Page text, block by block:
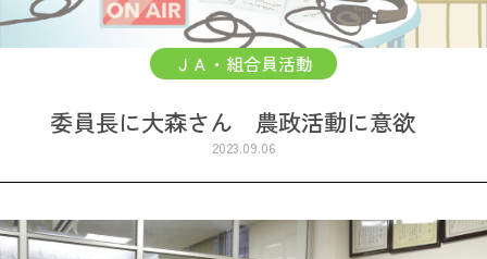
ＪＡ・組合員活動
委員長に大森さん 農政活動に意欲
2023.09.06